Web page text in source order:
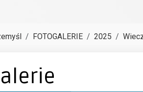
FOTOGALERIE 2025